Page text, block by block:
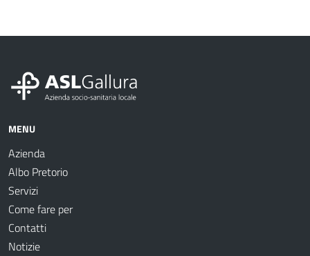
MENU
Azienda
Albo Pretorio
Servizi
Come fare per
Contatti
Notizie